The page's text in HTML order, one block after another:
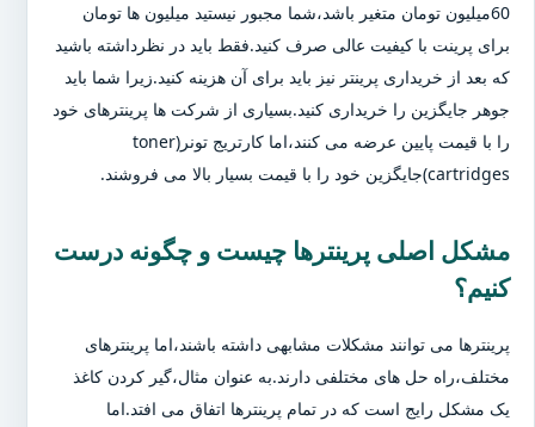
60میلیون تومان متغیر باشد،شما مجبور نیستید میلیون ها تومان
برای پرینت با کیفیت عالی صرف کنید.فقط باید در نظرداشته باشید
که بعد از خریداری پرینتر نیز باید برای آن هزینه کنید.زیرا شما باید
جوهر جایگزین را خریداری کنید.بسیاری از شرکت ها پرینترهای خود
را با قیمت پایین عرضه می کنند،اما کارتریج تونر(toner
cartridges)جایگزین خود را با قیمت بسیار بالا می فروشند.
مشکل اصلی پرینترها چیست و چگونه درست
کنیم؟
پرینترها می توانند مشکلات مشابهی داشته باشند،اما پرینترهای
مختلف،راه حل های مختلفی دارند.به عنوان مثال،گیر کردن کاغذ
یک مشکل رایج است که در تمام پرینترها اتفاق می افتد.اما